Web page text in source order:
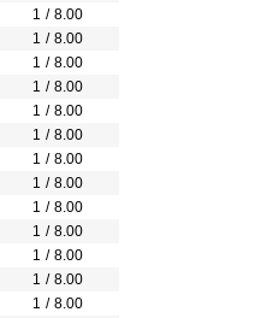
1 / 8.00
1 / 8.00
1 / 8.00
1 / 8.00
1 / 8.00
1 / 8.00
1 / 8.00
1 / 8.00
1 / 8.00
1 / 8.00
1 / 8.00
1 / 8.00
1 / 8.00